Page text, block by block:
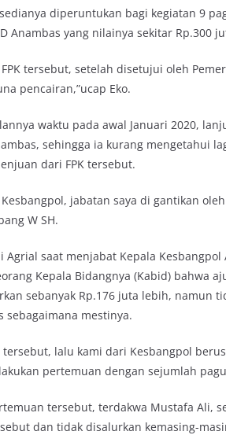
diperuntukan bagi kegiatan 9
Anambas yang nilainya sekitar Rp.300
tersebut, setelah disetujui oleh
pencairan,”ucap Eko.
waktu pada awal Januari 2020,
sehingga ia kurang mengetahui
dari FPK tersebut.
jabatan saya di gantikan
W SH.
Agrial saat menjabat Kepala
Kepala Bidangnya (Kabid) bahwa
sebanyak Rp.176 juta lebih, namun
sebagaimana mestinya.
lalu kami dari Kesbangpol
pertemuan dengan sejumlah
tersebut, terdakwa Mustafa Ali,
dan tidak disalurkan kemasing-